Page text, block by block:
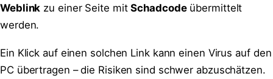
Weblink zu einer Seite mitSchadcodeübermittelt
werden.
Ein Klick auf einen solchen Link kann einen Virus auf den
PC übertragen – die Risiken sind schwer abzuschätzen.